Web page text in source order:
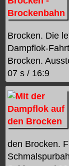
Brocken. Die
Dampflok-
Brocken.
07 s / 16:9
den Brocken.